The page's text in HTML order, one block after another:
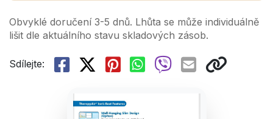
Obvyklé doručení 3-5 dnů. Lhůta se může individuálně
lišit dle aktuálního stavu skladových zásob.
Sdílejte: